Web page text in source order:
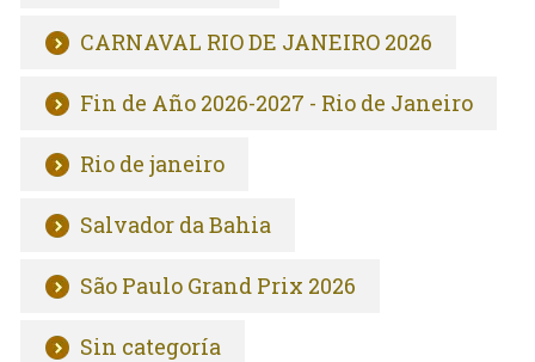
CARNAVAL RIO DE JANEIRO 2026
Fin de Año 2026-2027 - Rio de Janeiro
Rio de janeiro
Salvador da Bahia
São Paulo Grand Prix 2026
Sin categoría